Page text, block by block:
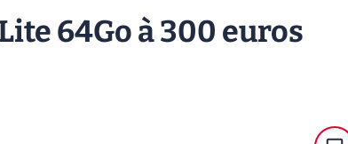
64Go à 300 euros